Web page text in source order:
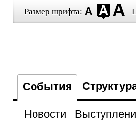
Размер шрифта:
События
Новости